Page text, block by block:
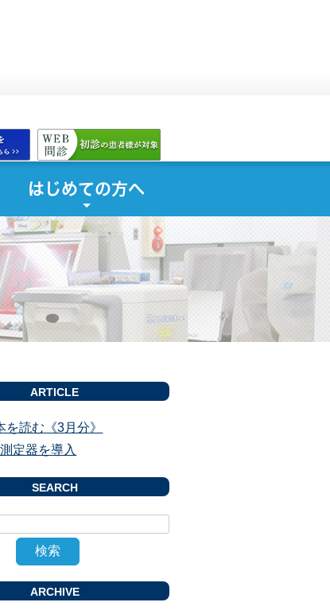
はじめての方へ
ARTICLE
を読む《3月分》
定器を導入
SEARCH
ARCHIVE